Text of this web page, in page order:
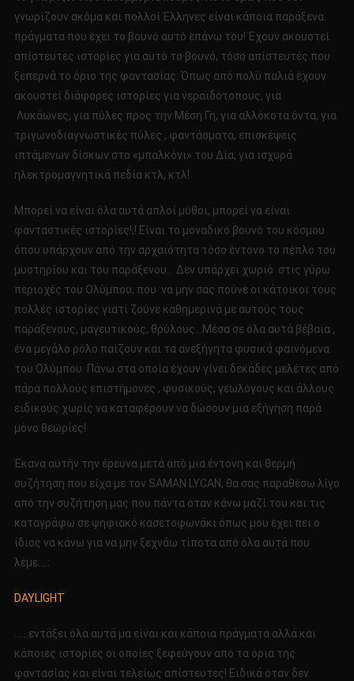
γνωρίζουν ακόμα και πολλοί Έλληνες είναι κάποια παράξενα
πράγματα που έχει το βουνό αυτό επάνω του! Έχουν ακουστεί
απίστευτες ιστορίες για αυτό το βουνό, τόσο απίστευτές που
ξεπερνά το όριο της φαντασίας. Όπως από πολύ παλιά έχουν
ακουστεί διάφορες ιστορίες για νεραϊδότοπους, για
Λυκάωνες, για πύλες προς την Μέση Γη, για αλλόκοτα όντα, για
τριγωνοδιαγνωστικές πύλες , φαντάσματα, επισκέψεις
ιπτάμενων δίσκων στο «μπαλκόνι» του Δία, για ισχυρά
ηλεκτρομαγνητικά πεδία κτλ, κτλ!
Μπορεί να είναι όλα αυτά απλοί μύθοι, μπορεί να είναι
φανταστικές ιστορίες!;! Είναι το μοναδικό βουνό του κόσμου
όπου υπάρχουν από την αρχαιότητα τόσο έντονο το πέπλο του
μυστηρίου και του παράξενου.. Δεν υπάρχει χωριό στις γύρω
περιοχές του Ολύμπου, που να μην σας πούνε οι κάτοικοι τους
πολλές ιστορίες γιατί ζούνε καθημερινά με αυτούς τους
παράξενους, μαγευτικούς, θρύλους…Μέσα σε όλα αυτά βέβαια ,
ένα μεγάλο ρόλο παίζουν και τα ανεξήγητα φυσικά φαινόμενα
του Ολύμπου. Πάνω στα οποία έχουν γίνει δεκάδες μελέτες από
πάρα πολλούς επιστήμονες , φυσικούς, γεωλόγους και άλλους
ειδικούς χωρίς να καταφέρουν να δώσουν μια εξήγηση παρά
μόνο θεωρίες!
Έκανα αυτήν την έρευνα μετά από μια έντονη και θερμή
συζήτηση που είχα με τον SAMAN LYCAN, θα σας παραθέσω λίγο
από την συζήτηση μας που πάντα όταν κάνω μαζί του και τις
καταγράφω σε ψηφιακό κασετοφωνάκι όπως μου έχει πει ο
ίδιος να κάνω για να μην ξεχνάω τίποτα από όλα αυτά που
λέμε….:
DAYLIGHT
……εντάξει όλα αυτά μα είναι και κάποια πράγματα αλλά και
κάποιες ιστορίες οι οποίες ξεφεύγουν από τα όρια της
φαντασίας και είναι τελείως απίστευτες! Ειδικά όταν δεν